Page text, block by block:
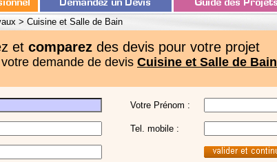
> Cuisine et Salle de Bain
et comparez des devis pour votre projet
demande de devis Cuisine et Salle de Bain
Votre Prénom :
Tel. mobile :